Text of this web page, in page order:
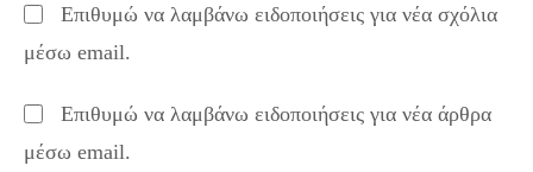
comment
URL
(optional)
Επιθυμώ να λαμβάνω ειδοποιήσεις για νέα σχόλια
μέσω email.
Επιθυμώ να λαμβάνω ειδοποιήσεις για νέα άρθρα
μέσω email.